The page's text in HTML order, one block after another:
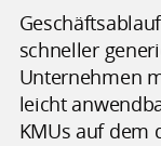
schneller
Unternehmen
leicht
KMUs auf dem